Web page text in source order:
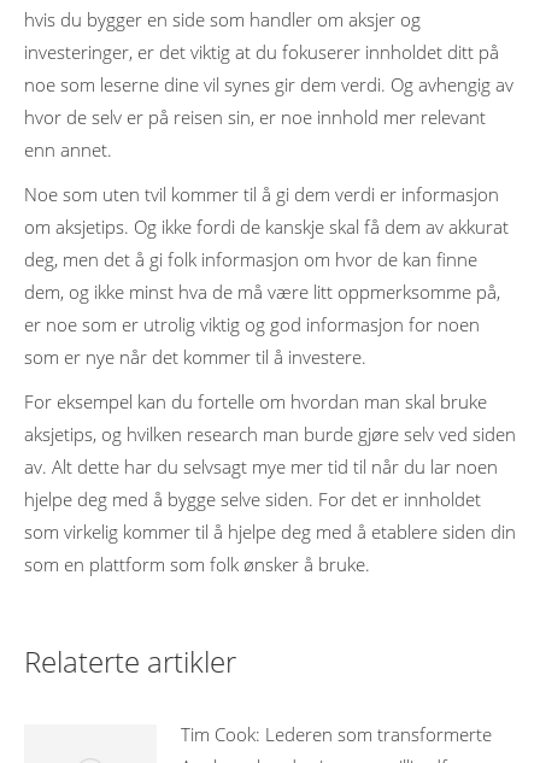
hvis du bygger en side som handler om aksjer og
investeringer, er det viktig at du fokuserer innholdet ditt på
noe som leserne dine vil synes gir dem verdi. Og avhengig av
hvor de selv er på reisen sin, er noe innhold mer relevant
enn annet.
Noe som uten tvil kommer til å gi dem verdi er informasjon
om aksjetips. Og ikke fordi de kanskje skal få dem av akkurat
deg, men det å gi folk informasjon om hvor de kan finne
dem, og ikke minst hva de må være litt oppmerksomme på,
er noe som er utrolig viktig og god informasjon for noen
som er nye når det kommer til å investere.
For eksempel kan du fortelle om hvordan man skal bruke
aksjetips, og hvilken research man burde gjøre selv ved siden
av. Alt dette har du selvsagt mye mer tid til når du lar noen
hjelpe deg med å bygge selve siden. For det er innholdet
som virkelig kommer til å hjelpe deg med å etablere siden din
som en plattform som folk ønsker å bruke.
Relaterte artikler
Tim Cook: Lederen som transformerte